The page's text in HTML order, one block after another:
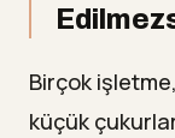
Birçok
küçük